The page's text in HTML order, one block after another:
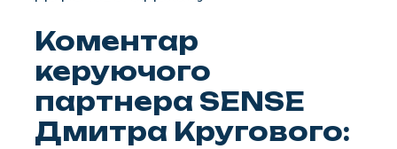
Коментар
керуючого
партнера SENSE
Дмитра Кругового: